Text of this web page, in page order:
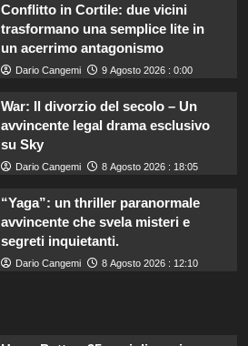
Conflitto in Cortile: due vicini
trasformano una semplice lite in
un acerrimo antagonismo
Dario Cangemi 9 Agosto 2026 : 0:00
War: Il divorzio del secolo – Un
avvincente legal drama esclusivo
su Sky
Dario Cangemi 8 Agosto 2026 : 18:05
“Yaga”: un thriller paranormale
avvincente che svela misteri e
segreti inquietanti.
Dario Cangemi 8 Agosto 2026 : 12:10